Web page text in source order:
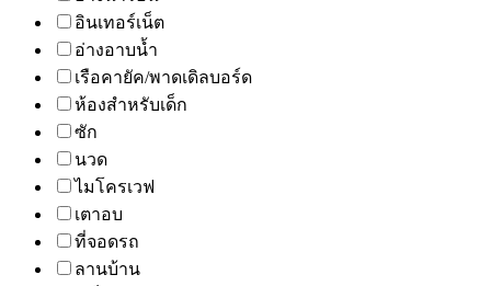
อินเทอร์เน็ต
อ่างอาบน้ำ
เรือคายัค/พาดเดิลบอร์ด
ห้องสำหรับเด็ก
ซัก
นวด
ไมโครเวฟ
เตาอบ
ที่จอดรถ
ลานบ้าน